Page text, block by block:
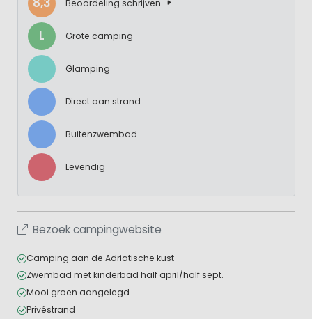
Beoordeling schrijven
L Grote camping
Glamping
Direct aan strand
Buitenzwembad
Levendig
Bezoek campingwebsite
Camping aan de Adriatische kust
Zwembad met kinderbad half april/half sept.
Mooi groen aangelegd.
Privéstrand